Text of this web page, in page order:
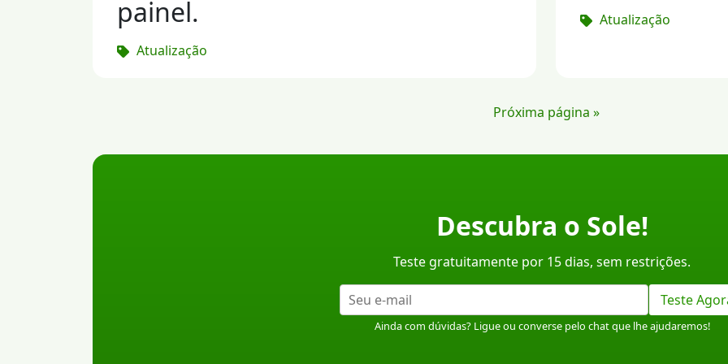
painel.
Atualização
Atualização
Próxima página »
Descubra o Sole!
Teste gratuitamente por 15 dias, sem restrições.
Teste
Ainda com dúvidas? Ligue ou converse pelo chat que lhe ajudaremos!